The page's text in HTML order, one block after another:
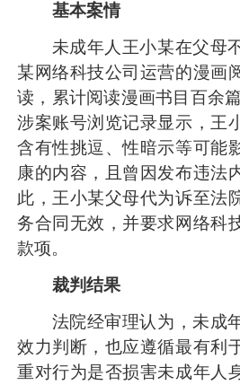
基本案情
未成年人王小某在父母
某网络科技公司运营的漫画
读，累计阅读漫画书目百余
涉案账号浏览记录显示，王
含有性挑逗、性暗示等可能
康的内容，且曾因发布违法
此，王小某父母代为诉至法
务合同无效，并要求网络科
款项。
裁判结果
法院经审理认为，未成
效力判断，也应遵循最有利
重对行为是否损害未成年人